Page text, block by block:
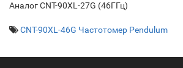
Аналог CNT-90XL-27G (46ГГц)
CNT-90XL-46G Частотомер Pendulum